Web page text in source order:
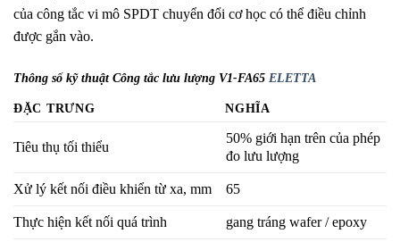
của công tắc vi mô SPDT chuyển đổi cơ học có thể điều chỉnh
được gắn vào.
Thông số kỹ thuật Công tắc lưu lượng V1-FA65 ELETTA
ĐẶC TRƯNG NGHĨA
Tiêu thụ tối thiểu
50% giới hạn trên của phép
đo lưu lượng
Xử lý kết nối điều khiển từ xa, mm 65
Thực hiện kết nối quá trình gang tráng wafer / epoxy